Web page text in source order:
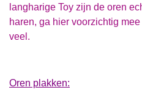
langharige Toy zijn de oren
haren, ga hier voorzichtig
veel.
Oren plakken: